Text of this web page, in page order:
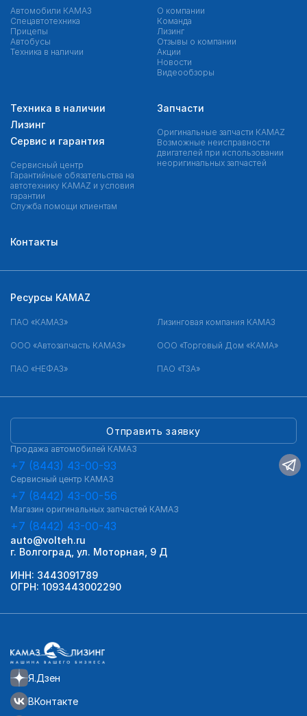
Автомобили КАМАЗ
Спецавтотехника
Прицепы
Автобусы
Техника в наличии
О компании
Команда
Лизинг
Отзывы о компании
Акции
Новости
Видеообзоры
Техника в наличии
Лизинг
Сервис и гарантия
Сервисный центр
Гарантийные обязательства на
автотехнику KAMAZ и условия
гарантии
Служба помощи клиентам
Запчасти
Оригинальные запчасти КAMAZ
Возможные неисправности
двигателей при использовании
неоригинальных запчастей
Контакты
Я.Дзен
ВКонтакте
Отправить заявку
Продажа автомобилей КАМАЗ
+7 (8443) 43-00-93
Сервисный центр КАМАЗ
+7 (8442) 43-00-56
Магазин оригинальных запчастей КАМАЗ
+7 (8442) 43-00-43
auto@volteh.ru
г. Волгоград, ул. Моторная, 9 Д
ИНН: 3443091789
ОГРН: 1093443002290
Ресурсы KAMAZ
ПАО «КАМАЗ» Лизинговая компания КАМАЗ
ООО «Автозапчасть КАМАЗ» ООО «Торговый Дом «КАМА»
ПАО «НЕФАЗ» ПАО «ТЗА»